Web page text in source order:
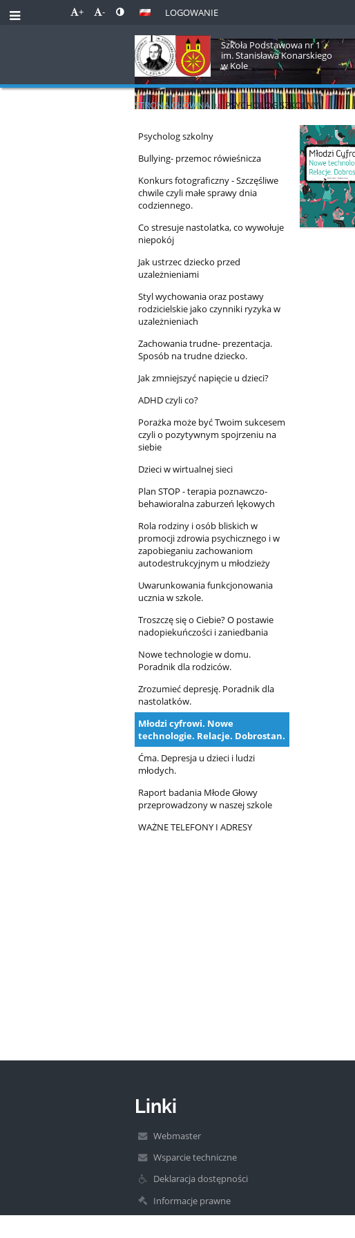
+ - LOGOWANIE
Szkoła Podstawowa nr 1
im. Stanisława Konarskiego
w Kole
STRONA GŁÓWNA u PSYCHOLOG SZKOLNY
Psycholog
szkolny
Psycholog szkolny
Bullying- przemoc rówieśnicza
Konkurs fotograficzny - Szczęśliwe
chwile czyli małe sprawy dnia
codziennego.
Co stresuje nastolatka, co wywołuje
niepokój
Jak ustrzec dziecko przed
uzależnieniami
Styl wychowania oraz postawy
rodzicielskie jako czynniki ryzyka w
uzależnieniach
Zachowania trudne- prezentacja.
Sposób na trudne dziecko.
Jak zmniejszyć napięcie u dzieci?
ADHD czyli co?
Porażka może być Twoim sukcesem
czyli o pozytywnym spojrzeniu na
siebie
Dzieci w wirtualnej sieci
Plan STOP - terapia poznawczo-
behawioralna zaburzeń lękowych
Rola rodziny i osób bliskich w
promocji zdrowia psychicznego i w
zapobieganiu zachowaniom
autodestrukcyjnym u młodzieży
Uwarunkowania funkcjonowania
ucznia w szkole.
Troszczę się o Ciebie? O postawie
nadopiekuńczości i zaniedbania
Nowe technologie w domu.
Poradnik dla rodziców.
Zrozumieć depresję. Poradnik dla
nastolatków.
Młodzi cyfrowi. Nowe
technologie. Relacje. Dobrostan.
Ćma. Depresja u dzieci i ludzi
młodych.
Raport badania Młode Głowy
przeprowadzony w naszej szkole
WAŻNE TELEFONY I ADRESY
Linki
Webmaster
Wsparcie techniczne
Deklaracja dostępności
Informacje prawne